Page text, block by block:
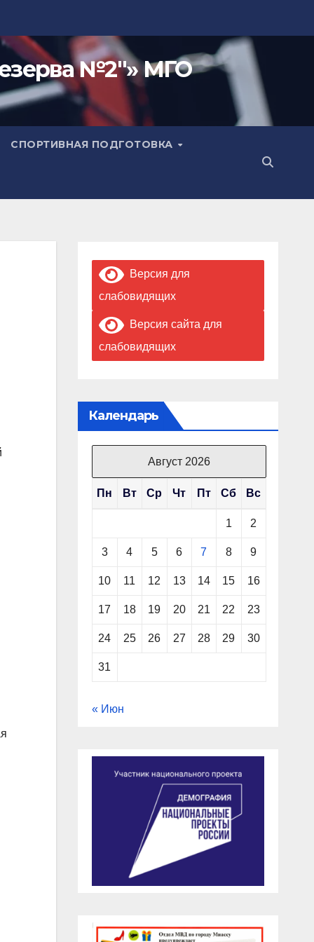
№2"» МГО
СПОРТИВНАЯ ПОДГОТОВКА
Версия для
слабовидящих
Версия сайта для
слабовидящих
Календарь
Август 2026
Пн Вт Ср Чт Пт Сб Вс
1 2
3 4 5 6 7 8 9
10 11 12 13 14 15 16
17 18 19 20 21 22 23
24 25 26 27 28 29 30
31
« Июн